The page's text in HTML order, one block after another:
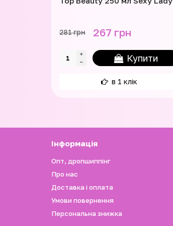
281 грн 267 грн
Купити
в 1 клік
Iнформація
Опт, дропшиппінг
Про нас
Доставка і оплата
Умови повернення
Персональна знижка